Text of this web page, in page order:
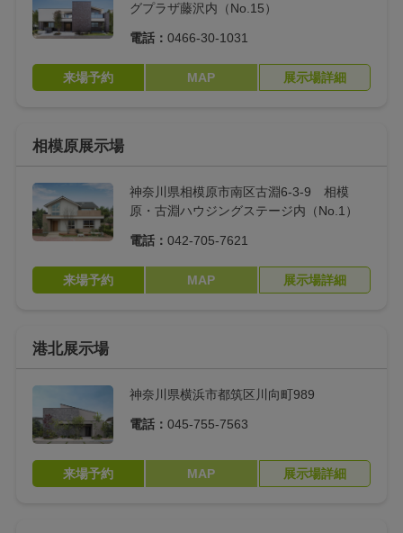
グプラザ藤沢内（No.15）
電話： 0466-30-1031
来場予約 MAP 展示場詳細
相模原展示場
神奈川県相模原市南区古淵6-3-9 相模
原・古淵ハウジングステージ内（No.1）
電話： 042-705-7621
来場予約 MAP 展示場詳細
港北展示場
神奈川県横浜市都筑区川向町989
電話： 045-755-7563
来場予約 MAP 展示場詳細